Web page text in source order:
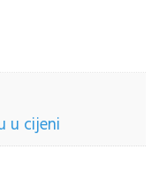
u cijeni